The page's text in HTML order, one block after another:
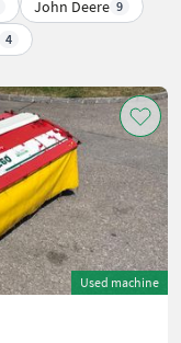
John Deere 9
4
Used machine